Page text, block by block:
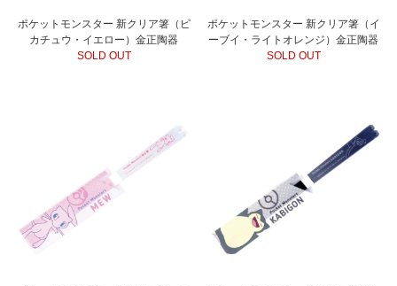
ポケットモンスター 新クリア箸（ピ
カチュウ・イエロー）金正陶器
SOLD OUT
ポケットモンスター 新クリア箸（イ
ーブイ・ライトオレンジ）金正陶器
SOLD OUT